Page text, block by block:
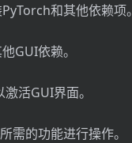
和其他依赖项。
GUI依赖。
活GUI界面。
需的功能进行操作。